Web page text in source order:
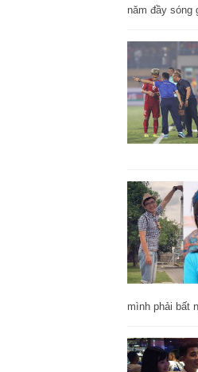
năm đầy sóng
mình phải bất